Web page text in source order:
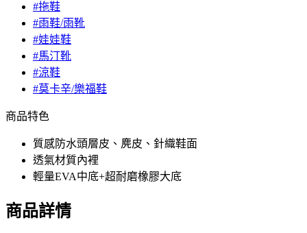
#拖鞋
#雨鞋/雨靴
#娃娃鞋
#馬汀靴
#涼鞋
#莫卡辛/樂福鞋
商品特色
質感防水頭層皮、麂皮、針織鞋面
透氣材質內裡
輕量EVA中底+超耐磨橡膠大底
商品詳情